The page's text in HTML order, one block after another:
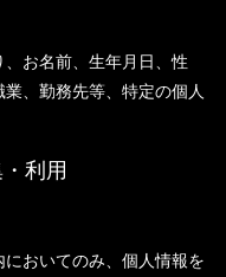
お名前、生年月日、性
、勤務先等、特定の個人
利用
おいてのみ、個人情報を